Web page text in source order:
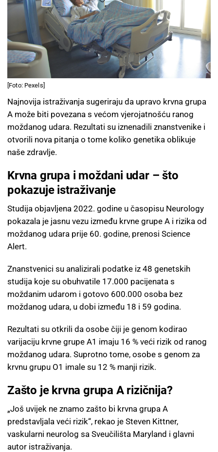
[Foto: Pexels]
Najnovija istraživanja sugeriraju da upravo krvna grupa
A može biti povezana s većom vjerojatnošću ranog
moždanog udara. Rezultati su iznenadili znanstvenike i
otvorili nova pitanja o tome koliko genetika oblikuje
naše zdravlje.
Krvna grupa i moždani udar – što
pokazuje istraživanje
Studija objavljena 2022. godine u časopisu Neurology
pokazala je jasnu vezu između krvne grupe A i rizika od
moždanog udara prije 60. godine, prenosi Science
Alert.
Znanstvenici su analizirali podatke iz 48 genetskih
studija koje su obuhvatile 17.000 pacijenata s
moždanim udarom i gotovo 600.000 osoba bez
moždanog udara, u dobi između 18 i 59 godina.
Rezultati su otkrili da osobe čiji je genom kodirao
varijaciju krvne grupe A1 imaju 16 % veći rizik od ranog
moždanog udara. Suprotno tome, osobe s genom za
krvnu grupu O1 imale su 12 % manji rizik.
Zašto je krvna grupa A rizičnija?
„Još uvijek ne znamo zašto bi krvna grupa A
predstavljala veći rizik“, rekao je Steven Kittner,
vaskularni neurolog sa Sveučilišta Maryland i glavni
autor istraživanja.